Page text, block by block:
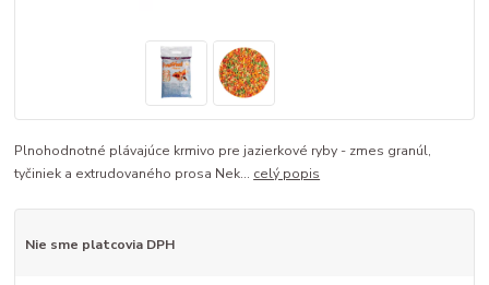
Plnohodnotné plávajúce krmivo pre jazierkové ryby - zmes granúl,
tyčiniek a extrudovaného prosa Nek... celý popis
Nie sme platcovia DPH